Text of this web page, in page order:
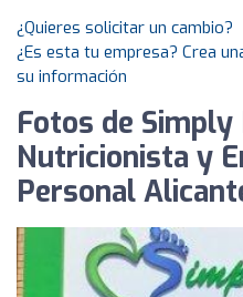
¿Quieres solicitar un cambio?
¿Es esta tu empresa? Crea
su información
Fotos de
Nutricionista y
Personal